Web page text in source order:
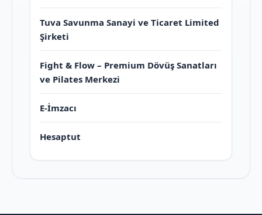
Tuva Savunma Sanayi ve Ticaret Limited
Şirketi
Fight & Flow – Premium Dövüş Sanatları
ve Pilates Merkezi
E-İmzacı
Hesaptut